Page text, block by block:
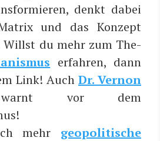
denkt dabei
und das Kon­zept
Willst du mehr zum The­
erfah­ren, dann
Link! Auch Dr. Ver­non
vor dem
mehr geo­po­li­ti­sche